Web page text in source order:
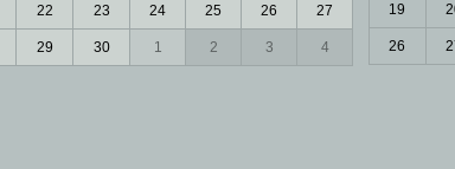
22 23 24 25 26 27
29 30 1 2 3 4
19
26